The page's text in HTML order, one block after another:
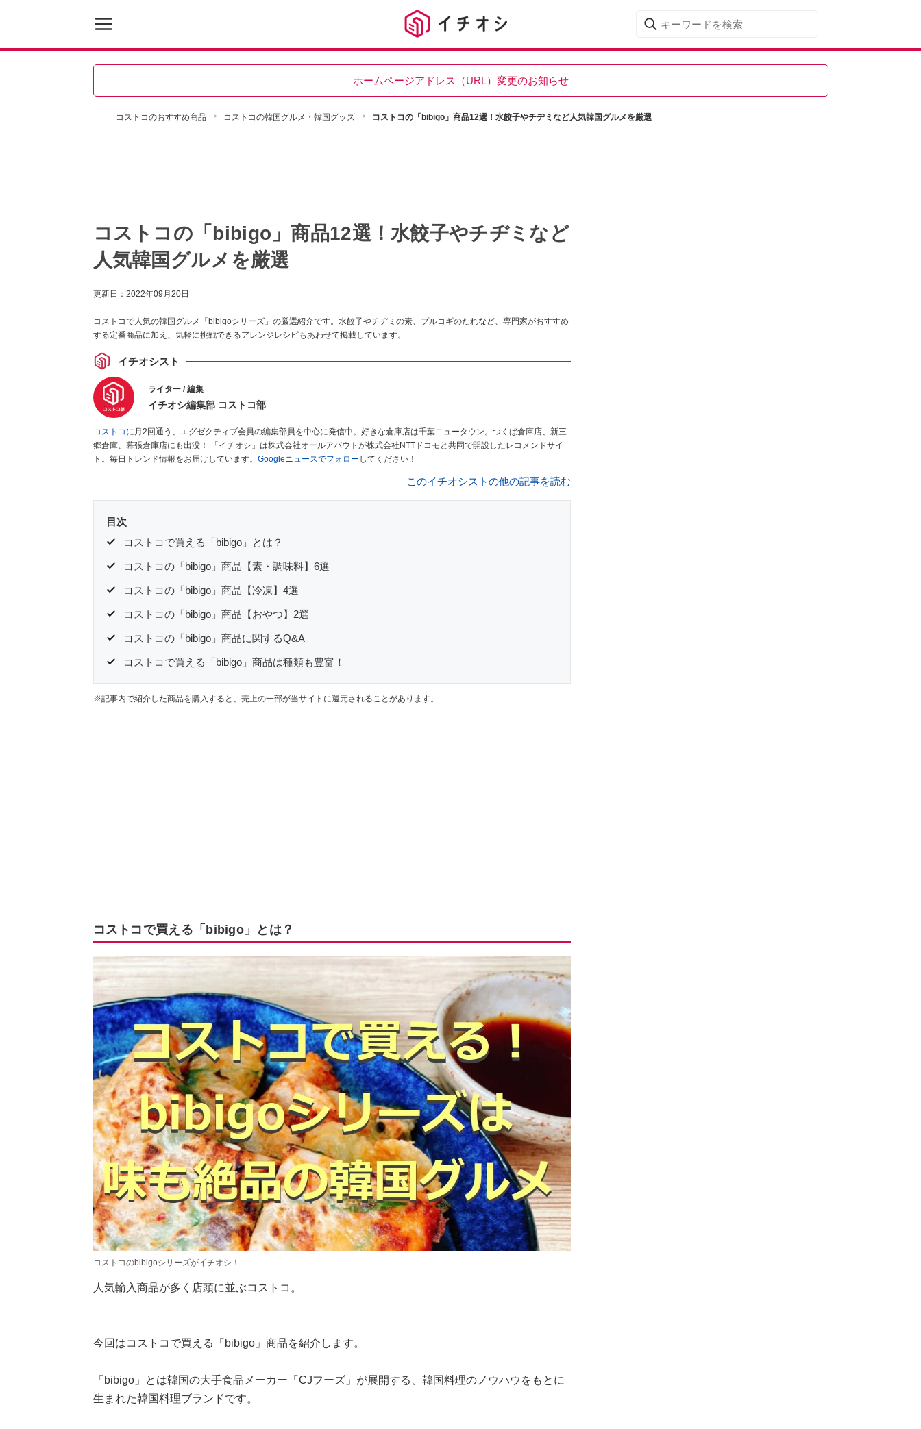
ホームページアドレス（URL）変更のお知らせ
コストコのおすすめ商品 コストコの韓国グルメ・韓国グッズ コストコの「bibigo」商品12選！水餃子やチヂミなど人気韓国グルメを厳選
コストコの「bibigo」商品12選！水餃子やチヂミなど
人気韓国グルメを厳選
更新日： 2022年09月20日
コストコで人気の韓国グルメ「bibigoシリーズ」の厳選紹介です。水餃子やチヂミの素、プルコギのたれなど、専門家がおすすめ
する定番商品に加え、気軽に挑戦できるアレンジレシピもあわせて掲載しています。
イチオシスト
ライター / 編集
イチオシ編集部 コストコ部
コストコ に月2回通う、エグゼクティブ会員の編集部員を中心に発信中。好きな倉庫店は千葉ニュータウン。つくば倉庫店、新三
郷倉庫、幕張倉庫店にも出没！ 「イチオシ」は株式会社オールアバウトが株式会社NTTドコモと共同で開設したレコメンドサイ
ト。毎日トレンド情報をお届けしています。 Googleニュースでフォロー してください！
このイチオシストの他の記事を読む
目次
コストコで買える「bibigo」とは？
コストコの「bibigo」商品【素・調味料】6選
コストコの「bibigo」商品【冷凍】4選
コストコの「bibigo」商品【おやつ】2選
コストコの「bibigo」商品に関するQ&A
コストコで買える「bibigo」商品は種類も豊富！
※記事内で紹介した商品を購入すると、売上の一部が当サイトに還元されることがあります。
コストコで買える「bibigo」とは？
コストコのbibigoシリーズがイチオシ！
人気輸入商品が多く店頭に並ぶコストコ。
今回はコストコで買える「bibigo」商品を紹介します。
「bibigo」とは韓国の大手食品メーカー「CJフーズ」が展開する、韓国料理のノウハウをもとに
生まれた韓国料理ブランドです。